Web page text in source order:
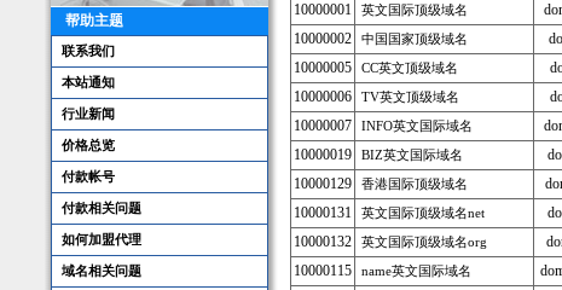
帮助主题
联系我们
本站通知
行业新闻
价格总览
付款帐号
付款相关问题
如何加盟代理
域名相关问题
10000001
英文国际顶级域名
10000002
中国国家顶级域名
10000005
CC英文顶级域名
10000006
TV英文顶级域名
10000007
INFO英文国际域名
10000019
BIZ英文国际域名
10000129
香港国际顶级域名
10000131
英文国际顶级域名net
10000132
英文国际顶级域名org
10000115
name英文国际域名